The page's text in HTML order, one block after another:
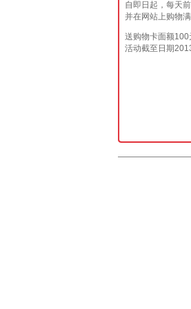
自即日起，每天
并在网站上购物
送购物卡面额100
活动截至日期
郴州网
2013